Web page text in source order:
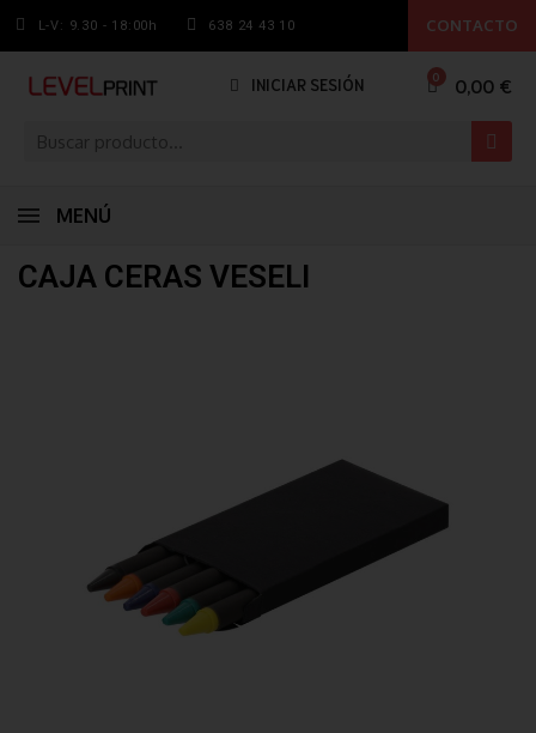
L-V: 9.30 - 18:00h 638 24 43 10 CONTACTO
INICIAR SESIÓN 0,00 €
MENÚ
CAJA CERAS VESELI